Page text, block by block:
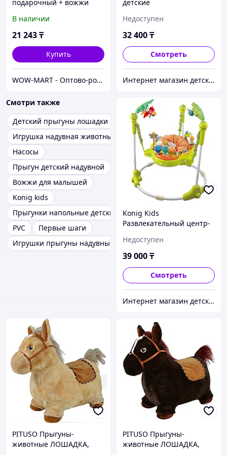
подарочный + вожжи
В наличии
21 243₸
Купить
WOW-MART - Оптово-розничный Склад - товары на заказ до двери
детские
Недоступен
32 400₸
Смотреть
Интернет магазин детских игрушек 4kinder-shop.kz
Смотри также
Детский прыгуны лошадки
Игрушка надувная животный мир
Насосы
Прыгун детский надувной
Вожжи для малышей
Konig kids
Прыгунки напольные детский мир
PVC
Первые шаги
Игрушки прыгуны надувные резиновые
Konig Kids
Развлекательный центр-
Недоступен
39 000₸
Смотреть
Интернет магазин детских игрушек 4kinder-shop.kz
PITUSO Прыгуны-
животные ЛОШАДКА,
PITUSO Прыгуны-
животные ЛОШАДКА,